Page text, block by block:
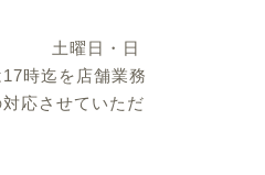
土曜日・日
時迄を店舗業務
応させていただ